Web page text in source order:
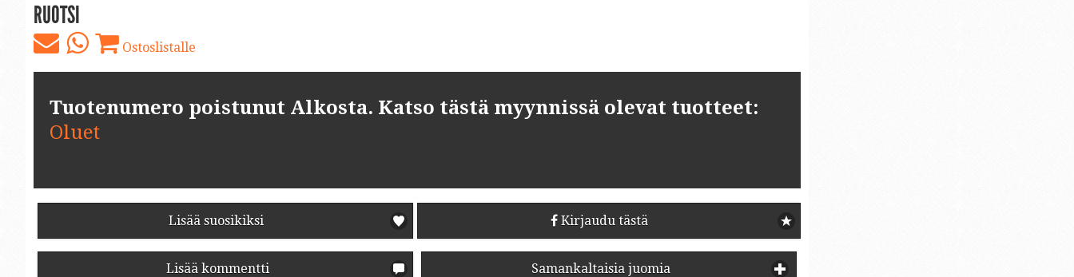
RUOTSI
Ostoslistalle
Tuotenumero poistunut Alkosta. Katso tästä myynnissä olevat tuotteet:
Oluet
Lisää suosikiksi Kirjaudu tästä
Lisää kommentti Samankaltaisia juomia